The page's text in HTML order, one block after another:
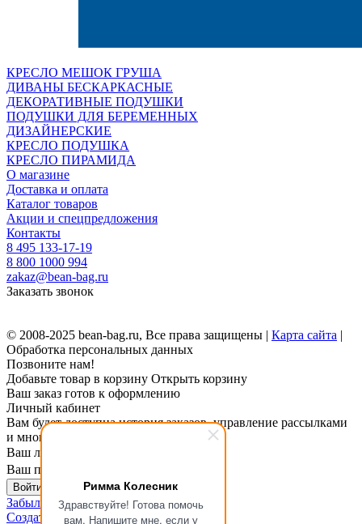
Римма Колесник
Здравствуйте! Готова помочь
вам. Напишите мне, если у
КРЕСЛО МЕШОК ГРУША
ДИВАНЫ БЕСКАРКАСНЫЕ
ДЕКОРАТИВНЫЕ ПОДУШКИ
ПОДУШКИ ДЛЯ БЕРЕМЕННЫХ
ДИЗАЙНЕРСКИЕ
КРЕСЛО ПОДУШКА
КРЕСЛО ПИРАМИДА
О магазине
Доставка и оплата
Каталог товаров
Акции и спецпредложения
Контакты
8 495 133-17-19
8 800 1000 994
zakaz@bean-bag.ru
Заказать звонок
© 2008-2025 bean-bag.ru, Все права защищены | Карта сайта |
Обработка персональных данных
Позвоните нам!
Добавьте товар в корзину Открыть корзину
Ваш заказ готов к оформлению
Личный кабинет
Вам будет доступна история заказов, управление рассылками
и многое другое.
Ваш логин
Ваш пароль
Войти в личный кабинет
Забыли пароль?
Создать личный кабинет